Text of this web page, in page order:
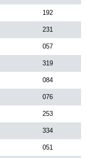
192
231
057
319
084
076
253
334
051